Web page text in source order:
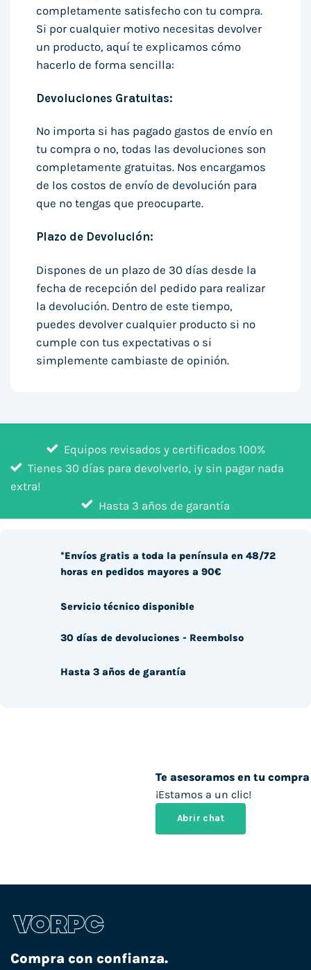
completamente satisfecho con tu compra.
Si por cualquier motivo necesitas devolver
un producto, aquí te explicamos cómo
hacerlo de forma sencilla:
Devoluciones Gratuitas:
No importa si has pagado gastos de envío en
tu compra o no, todas las devoluciones son
completamente gratuitas. Nos encargamos
de los costos de envío de devolución para
que no tengas que preocuparte.
Plazo de Devolución:
Dispones de un plazo de 30 días desde la
fecha de recepción del pedido para realizar
la devolución. Dentro de este tiempo,
puedes devolver cualquier producto si no
cumple con tus expectativas o si
simplemente cambiaste de opinión.
Equipos revisados y certificados 100%
Tienes 30 días para devolverlo, ¡y sin pagar nada
extra!
Hasta 3 años de garantía
Te asesoramos en tu compra
¡Estamos a un clic!
Abrir chat
*Envíos gratis a toda la península en 48/72
horas en pedidos mayores a 90€
Servicio técnico disponible
30 días de devoluciones - Reembolso
Hasta 3 años de garantía
Compra con confianza.